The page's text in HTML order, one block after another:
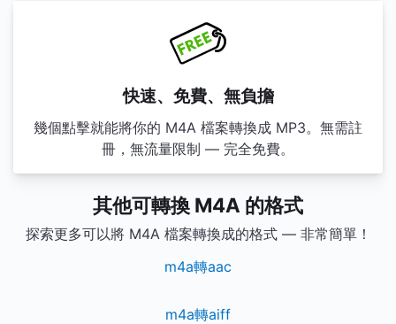
快速、免費、無負擔
幾個點擊就能將你的 M4A 檔案轉換成 MP3。無需註
冊，無流量限制 — 完全免費。
其他可轉換 M4A 的格式
探索更多可以將 M4A 檔案轉換成的格式 — 非常簡單！
m4a轉aac
m4a轉aiff